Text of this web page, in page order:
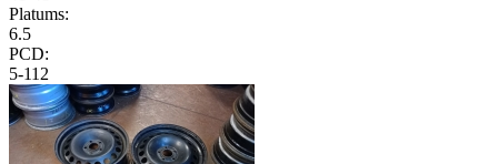
Platums:
6.5
PCD:
5-112